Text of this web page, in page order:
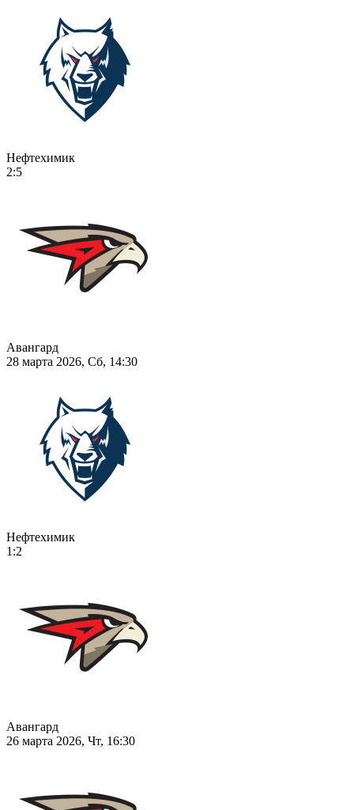
Нефтехимик
2:5
Авангард
28 марта 2026, Сб, 14:30
Нефтехимик
1:2
Авангард
26 марта 2026, Чт, 16:30